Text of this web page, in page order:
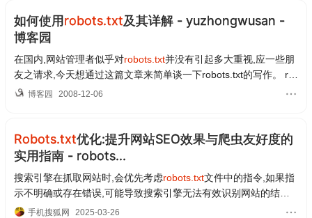
如何使用robots.txt及其详解 - yuzhongwusan -
博客园
在国内,网站管理者似乎对robots.txt并没有引起多大重视,应一些朋
友之请求,今天想通过这篇文章来简单谈一下robots.txt的写作。 ro
bots.txt基本介绍 robots.txt是一个纯文本文件,...
博客园 2008-12-06
Robots.txt优化:提升网站SEO效果与爬虫友好度的
实用指南 - robots...
搜索引擎在抓取网站时,会优先考虑robots.txt文件中的指令,如果指
示不明确或存在错误,可能导致搜索引擎无法有效识别网站的结构
和重要性,进而影响到网站的排名和流量。在编...
手机搜狐网 2025-03-26